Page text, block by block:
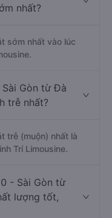
nhất?
sớm nhất vào lúc
Gòn từ Đà
trễ nhất?
trễ (muộn) nhất là
Trí Limousine.
- Sài Gòn từ
lượng tốt,